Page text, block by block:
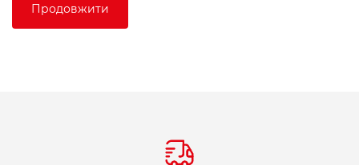
Продовжити